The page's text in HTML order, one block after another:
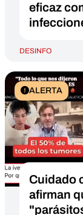
eficaz
DESINFO
ALERTA
Cuidado
afirman